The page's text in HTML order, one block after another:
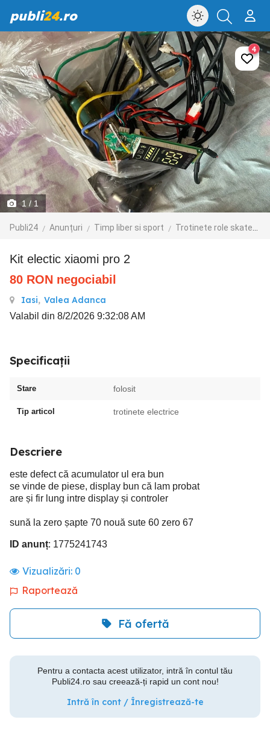
publi24.ro
1 / 1
Publi24 Anunțuri Timp liber si sport Trotinete role skateboard
4
kit electic xiaomi pro 2
80 RON negociabil
Iasi, Valea Adanca
Valabil din 8/2/2026 9:32:08 AM
Specificații
Stare folosit
Tip articol trotinete electrice
Descriere
este defect că acumulator ul era bun
se vinde de piese, display bun că lam probat
are și fir lung intre display și controler
sună la zero șapte 70 nouă sute 60 zero 67
ID anunț: 1775241743
Vizualizări: 0
Raportează
Fă ofertă
Pentru a contacta acest utilizator, intră în contul tău
Publi24.ro sau creează-ți rapid un cont nou!
Intră în cont / Înregistrează-te